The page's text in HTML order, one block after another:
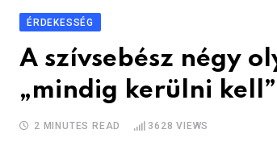
ÉRDEKESSÉG
A szívsebész négy
„mindig kerülni
2 MINUTES READ 3628 VIEWS